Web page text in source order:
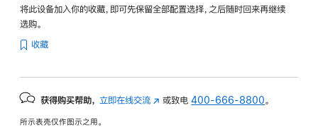
将此设备加入你的收藏，即可先保留全部配置选择，之后随时回来再继续
选购。
收藏
获得购买帮助， 立即在线交流 (在 或致电400-666-8800 。
所示表壳仅作图示之用。